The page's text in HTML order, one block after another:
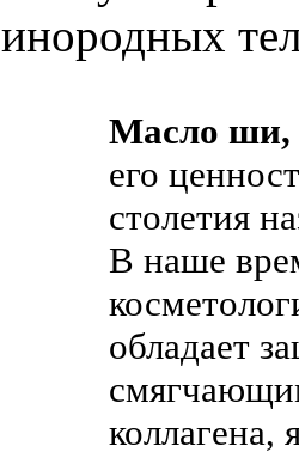
инородных
Масло ши,
его
столетия
В наше
обладает